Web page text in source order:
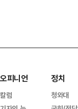
오피니언
칼럼
정치
청와대